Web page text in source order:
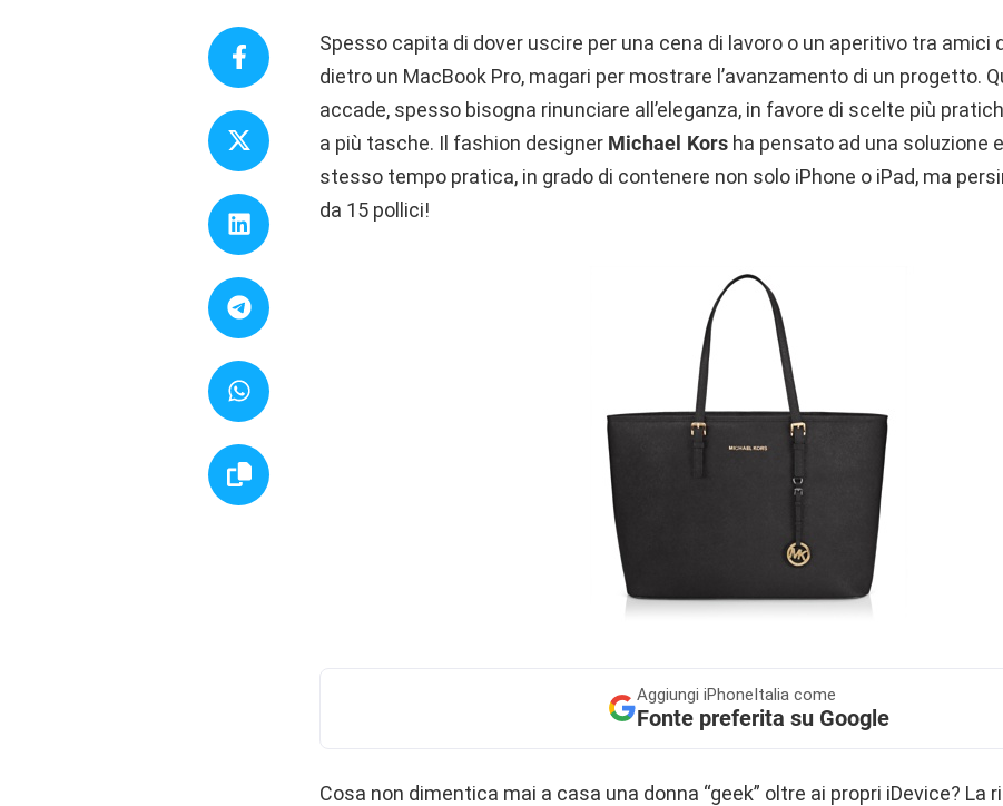
Spesso capita di dover uscire per una cena di lavoro o un aperitivo tra amici
dietro un MacBook Pro, magari per mostrare l’avanzamento di un progetto.
accade, spesso bisogna rinunciare all’eleganza, in favore di scelte più
a più tasche. Il fashion designer Michael Kors ha pensato ad una soluzione
stesso tempo pratica, in grado di contenere non solo iPhone o iPad, ma
da 15 pollici!
Aggiungi iPhoneItalia come
Fonte preferita su Google
Cosa non dimentica mai a casa una donna “geek” oltre ai propri iDevice? La